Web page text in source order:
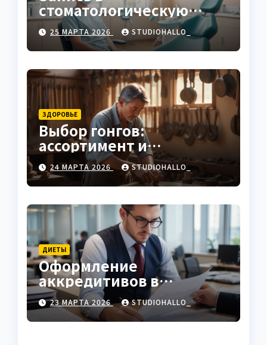
стоматологическую
клинику
25 МАРТА 2026 STUDIOHALLO_
ЗДОРОВЬЕ
Выбор гонгов:
ассортимент и
характеристики
24 МАРТА 2026 STUDIOHALLO_
ДИЕТЫ
Оформление
аккредитивов в
международной
торговле
23 МАРТА 2026 STUDIOHALLO_